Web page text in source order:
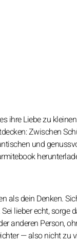
ihre Liebe zu
Zwischen
und
als dein Denken.
lieber echt, sorge
anderen Person,
— also nicht zu